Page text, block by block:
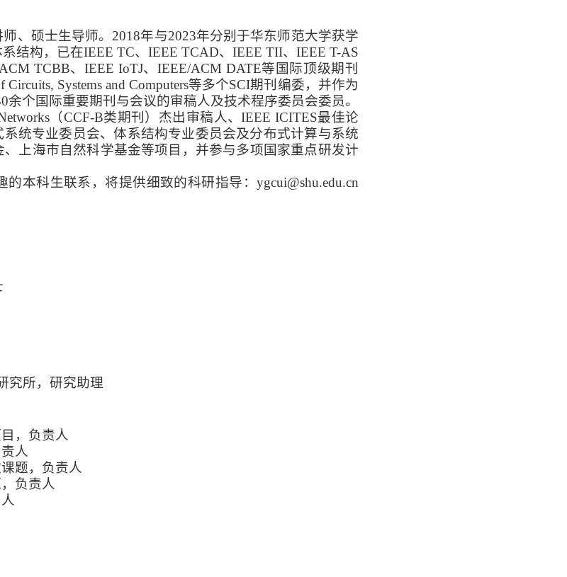
、硕士生导师。2018年与2023年分别于华东师范大学获学
结构，已在IEEE TC、IEEE TCAD、IEEE TII、IEEE T-AS
TCBB、IEEE IoTJ、IEEE/ACM DATE等国际顶级期刊
Systems and Computers等多个SCI期刊编委，并作为
个国际重要期刊与会议的审稿人及技术程序委员会委员。
（CCF-B类期刊）杰出审稿人、IEEE ICITES最佳论
统专业委员会、体系结构专业委员会及分布式计算与系统
上海市自然科学基金等项目，并参与多项国家重点研发计
的本科生联系 ， 将提供细致的科研指导：ygcui@shu.edu.cn
究所，研究助理
，负责人
人
题，负责人
负责人